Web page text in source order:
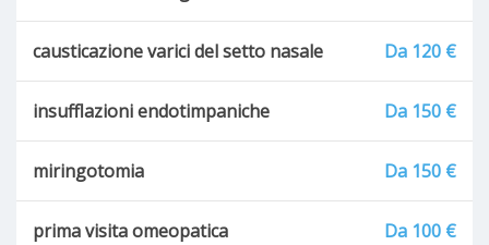
causticazione varici del setto nasale Da 120 €
insufflazioni endotimpaniche Da 150 €
miringotomia Da 150 €
prima visita omeopatica Da 100 €